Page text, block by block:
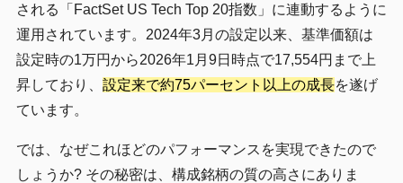
される「FactSet US Tech Top 20指数」に連動するように
運用されています。2024年3月の設定以来、基準価額は
設定時の1万円から2026年1月9日時点で17,554円まで上
昇しており、 設定来で約75パーセント以上の成長を遂げ
ています。
では、なぜこれほどのパフォーマンスを実現できたので
しょうか? その秘密は、構成銘柄の質の高さにありま